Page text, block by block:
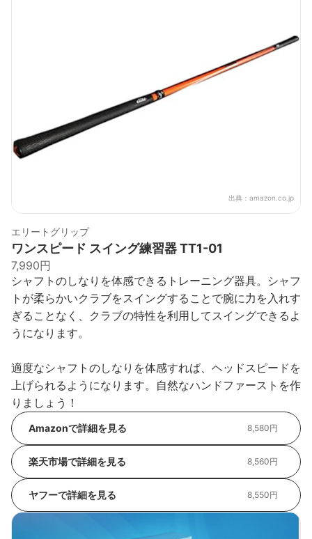
出典： amazon.co.jp
エリートグリップ
ワンスピード スイング練習器 TT1-01
7,990円
シャフトのしなりを体感できるトレーニング器具。シャフ
トが柔らかいクラブをスイングすることで腕に力を入れす
ぎることなく、クラブの特性を利用してスイングできるよ
うになります。
適度なシャフトのしなりを体感すれば、ヘッドスピードを
上げられるようになります。自然なハンドファーストを作
りましょう！
Amazonで詳細を見る 8,580円
楽天市場で詳細を見る 8,560円
ヤフーで詳細を見る 8,550円